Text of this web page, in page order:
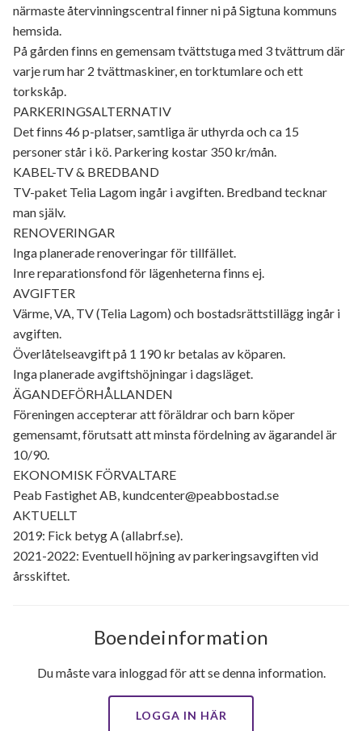
närmaste återvinningscentral finner ni på Sigtuna kommuns
hemsida.
På gården finns en gemensam tvättstuga med 3 tvättrum där
varje rum har 2 tvättmaskiner, en torktumlare och ett
torkskåp.
PARKERINGSALTERNATIV
Det finns 46 p-platser, samtliga är uthyrda och ca 15
personer står i kö. Parkering kostar 350 kr/mån.
KABEL-TV & BREDBAND
TV-paket Telia Lagom ingår i avgiften. Bredband tecknar
man själv.
RENOVERINGAR
Inga planerade renoveringar för tillfället.
Inre reparationsfond för lägenheterna finns ej.
AVGIFTER
Värme, VA, TV (Telia Lagom) och bostadsrättstillägg ingår i
avgiften.
Överlåtelseavgift på 1 190 kr betalas av köparen.
Inga planerade avgiftshöjningar i dagsläget.
ÄGANDEFÖRHÅLLANDEN
Föreningen accepterar att föräldrar och barn köper
gemensamt, förutsatt att minsta fördelning av ägarandel är
10/90.
EKONOMISK FÖRVALTARE
Peab Fastighet AB, kundcenter@peabbostad.se
AKTUELLT
2019: Fick betyg A (allabrf.se).
2021-2022: Eventuell höjning av parkeringsavgiften vid
årsskiftet.
Boendeinformation
Du måste vara inloggad för att se denna information.
LOGGA IN HÄR